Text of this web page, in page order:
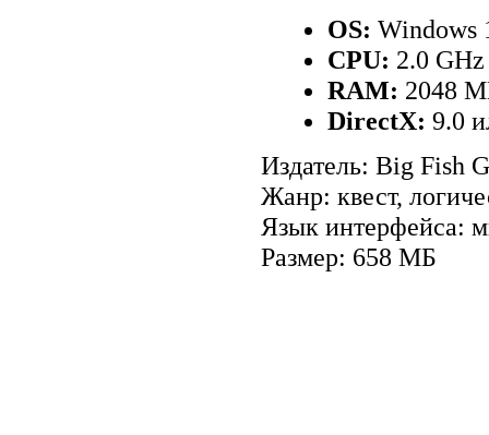
OS: Windows
CPU: 2.0 GHz
RAM: 2048
DirectX: 9.0
Издатель: Big Fish
Жанр: квест,
Язык интерфейса:
Размер: 658 МБ